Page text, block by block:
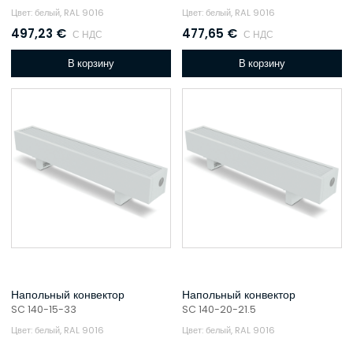
Цвет: белый, RAL 9016
497,23 € С НДС
В корзину
Цвет: белый, RAL 9016
477,65 € С НДС
В корзину
Напольный конвектор
SC 140-15-33
Цвет: белый, RAL 9016
Напольный конвектор
SC 140-20-21.5
Цвет: белый, RAL 9016